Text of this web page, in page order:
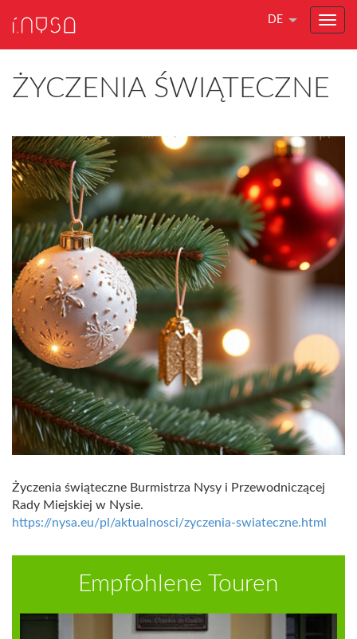
DE
ŻYCZENIA ŚWIĄTECZNE
Życzenia świąteczne Burmistrza Nysy i Przewodniczącej
Rady Miejskiej w Nysie.
https://nysa.eu/pl/aktualnosci/zyczenia-swiateczne.html
Empfohlene Touren